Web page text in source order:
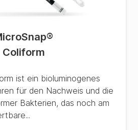
®
Coliform
ist ein bioluminogenes
für den Nachweis und die
Bakterien, das noch am